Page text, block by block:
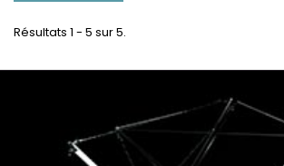
Résultats 1 - 5 sur 5.